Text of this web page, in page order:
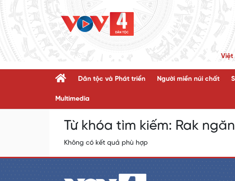
Việt
Dân tộc và Phát triển Người miền núi chất
Multimedia
Từ khóa tìm kiếm: Rak
Không có kết quả phù hợp